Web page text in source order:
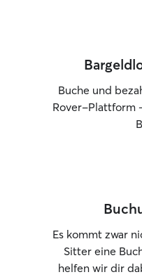
Buche und
Rover-Plattform
Es kommt zwar
Sitter eine
helfen wir dir